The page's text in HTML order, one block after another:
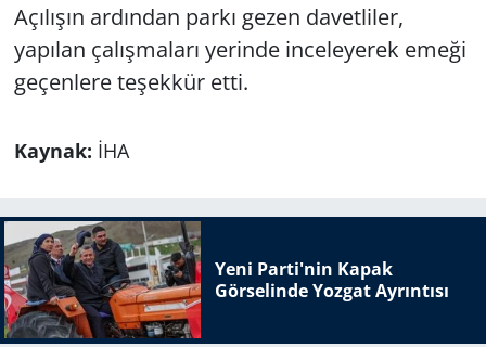
Açılışın ardından parkı gezen davetliler,
yapılan çalışmaları yerinde inceleyerek emeği
geçenlere teşekkür etti.
Kaynak: İHA
Yeni Parti'nin Kapak
Görselinde Yozgat Ayrıntısı